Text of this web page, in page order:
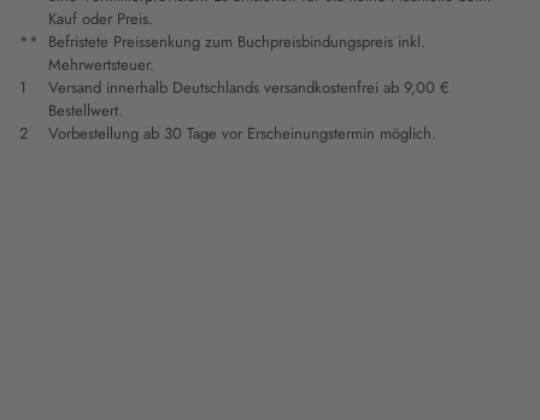
Kauf oder Preis.
** Befristete Preissenkung zum Buchpreisbindungspreis inkl.
Mehrwertsteuer.
1
Versand innerhalb Deutschlands versandkostenfrei ab 9,00 €
Bestellwert.
2
Vorbestellung ab 30 Tage vor Erscheinungstermin möglich.